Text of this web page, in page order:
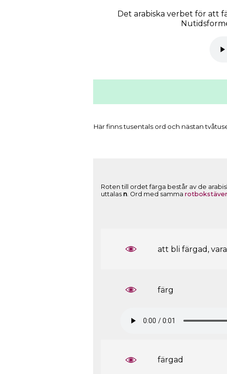
Det arabiska verbet för att
Här finns tusentals ord och nästan
Roten till ordet färga består av de
uttalas n. Ord med samma rotbokstäver
att bli färgad,
färg
färgad